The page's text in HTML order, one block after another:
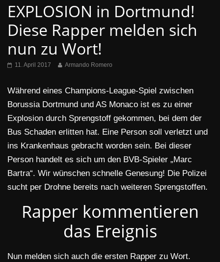
EXPLOSION in Dortmund!
Diese Rapper melden sich
nun zu Wort!
11. April 2017 Armando Romero
Während eines Champions-League-Spiel zwischen
Borussia Dortmund und AS Monaco ist es zu einer
Explosion durch Sprengstoff gekommen, bei dem der
Bus Schaden erlitten hat. Eine Person soll verletzt und
ins Krankenhaus gebracht worden sein. Bei dieser
Person handelt es sich um den BVB-Spieler „Marc
Bartra“. Wir wünschen schnelle Genesung! Die Polizei
sucht per Drohne bereits nach weiteren Sprengstoffen.
Rapper kommentieren
das Ereignis
Nun melden sich auch die ersten Rapper zu Wort.